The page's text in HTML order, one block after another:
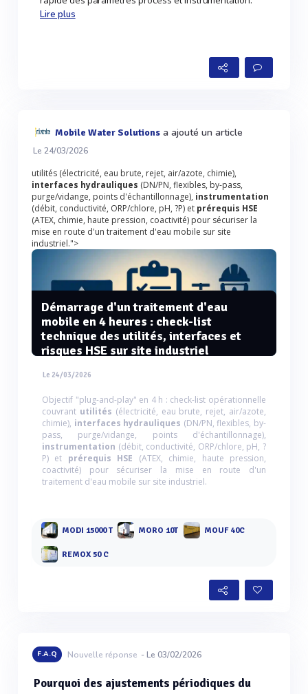
Lire plus
Mobile Water Solutions a ajouté un article
Le 24/03/2026
utilités (électricité, eau brute, rejet, air/azote, chimie),
interfaces hydrauliques (DN/PN, flexibles, by-pass,
purge/vidange, points d'échantillonnage), instrumentation
(débit, conductivité, ORP/chlore, pH, ?P) et prérequis HSE
(ATEX, chimie, haute pression, coactivité) pour sécuriser la
mise en route d'un traitement d'eau mobile sur site
industriel.">
Démarrage d'un traitement d'eau
mobile en 4 heures : check-list
technique des utilités, interfaces et
risques HSE sur site industriel
Le 24/03/2026
Objectif "plug-and-play" en 4 h : check-list opérationnelle
couvrant utilités (électricité, eau brute, rejet, air/azote,
chimie), interfaces hydrauliques (DN/PN, flexibles, by-
pass, purge/vidange, points d'échantillonnage),
instrumentation (débit, conductivité, ORP/chlore, pH, ?
P) et prérequis HSE (ATEX, chimie, haute pression,
coactivité) pour sécuriser la mise en route d'un
traitement d'eau mobile sur site industriel.
MODI 15000 T MORO 10T MOUF 40C
REMOX 50 C
F.A.Q Nouvelle réponse - Le 03/02/2026
Pourquoi des ajustements périodiques du